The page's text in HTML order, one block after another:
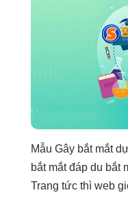
Mẫu Gây bắt mắt
bắt mắtđáp du bắt
Trang tức thì web